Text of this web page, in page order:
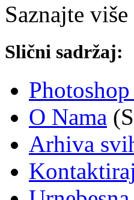
Saznajte
Slični sadržaj:
O Nama
Arhiva